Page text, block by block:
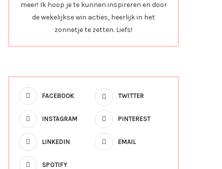
meer! Ik hoop je te kunnen inspireren en door
de wekelijkse win acties, heerlijk in het
zonnetje te zetten. Liefs!
FACEBOOK TWITTER
INSTAGRAM PINTEREST
LINKEDIN EMAIL
SPOTIFY